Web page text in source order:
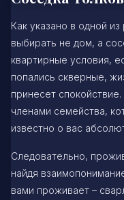
Как указано в одной
выбирать не дом, а
квартирные условия,
попались скверные,
принесет
членами семейства,
известно о вас
Следовательно,
найдя
вами проживает –